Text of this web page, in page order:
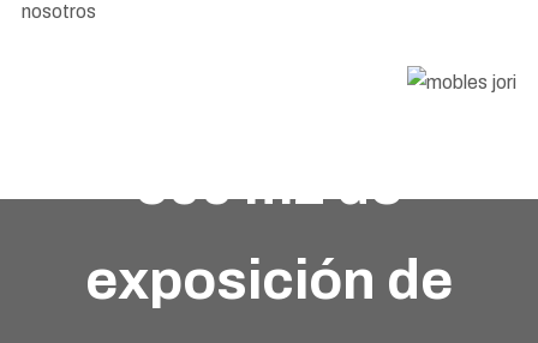
nosotros
300 m2 de
exposición de